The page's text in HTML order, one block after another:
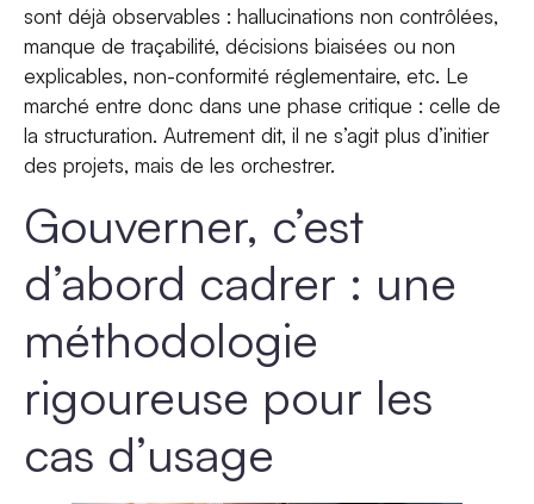
sont déjà observables : hallucinations non contrôlées,
manque de traçabilité, décisions biaisées ou non
explicables, non-conformité réglementaire, etc. Le
marché entre donc dans une phase critique : celle de
la structuration. Autrement dit, il ne s’agit plus d’initier
des projets, mais de les orchestrer.
Gouverner, c’est
d’abord cadrer : une
méthodologie
rigoureuse pour les
cas d’usage